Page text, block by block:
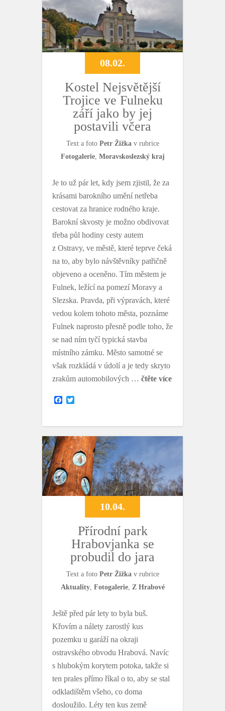
o
k
08.02.
Kostel Nejsvětější
Trojice ve Fulneku
září jako by jej
postavili včera
Text a foto Petr Žižkav rubrice
Fotogalerie, Moravskoslezský kraj
Je to už pár let, kdy jsem zjistil, že za
krásami barokního umění netřeba
cestovat za hranice rodného kraje.
Barokní skvosty je možno obdivovat
třeba půl hodiny cesty autem
z Ostravy, ve městě, které teprve čeká
na to, aby bylo návštěvníky patřičně
objeveno a oceněno. Tím městem je
Fulnek, ležící na pomezí Moravy a
Slezska. Pravda, při výpravách, které
vedou kolem tohoto města, poznáme
Fulnek naprosto přesně podle toho, že
se nad ním tyčí typická stavba
místního zámku. Město samotné se
však rozkládá v údolí a je tedy skryto
zrakům automobilových … čtěte více
F
o
o
k
e
r
10.04.
Přírodní park
Hrabovjanka se
probudil do jara
Text a foto Petr Žižka v rubrice
Aktuality, Fotogalerie, Z Hrabové
Ještě před pár lety to byla buš.
Křovím a nálety zarostlý kus
pozemku u garáží na okraji
ostravského obvodu Hrabová. Navíc
s hlubokým korytem potoka, takže si
ten prales přímo říkal o to, aby se stal
odkladištěm všeho, co doma
dosloužilo. Léty ten kus země